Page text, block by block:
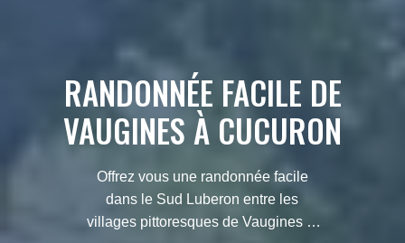
RANDONNÉE FACILE DE
VAUGINES À CUCURON
Offrez vous une randonnée facile
dans le Sud Luberon entre les
villages pittoresques de Vaugines et